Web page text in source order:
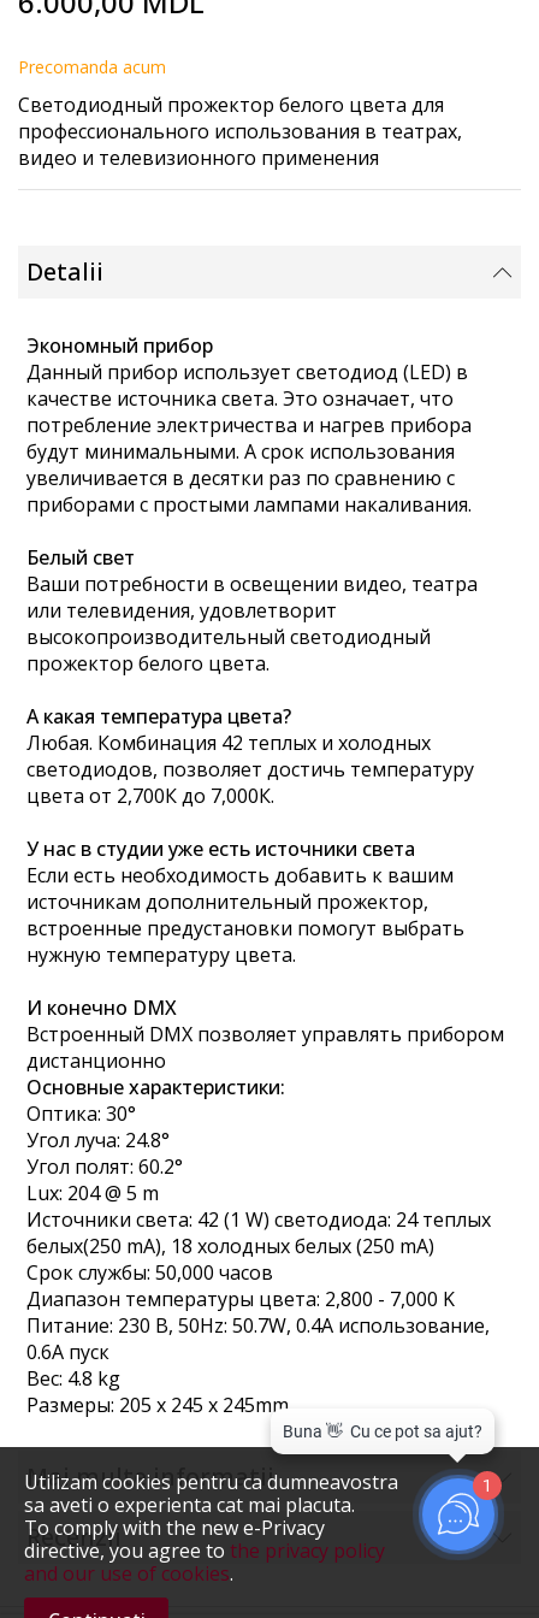
Utilizam cookies pentru ca dumneavostra
sa aveti o experienta cat mai placuta.
To comply with the new e-Privacy
directive, you agree to the privacy policy
and our use of cookies.
beginning
of
the
images
gallery
Precomanda acum
Светодиодный прожектор белого цвета для
профессионального использования в театрах,
видео и телевизионного применения
Detalii
Экономный прибор
Данный прибор использует светодиод (LED) в
качестве источника света. Это означает, что
потребление электричества и нагрев прибора
будут минимальными. А срок использования
увеличивается в десятки раз по сравнению с
приборами с простыми лампами накаливания.
Белый свет
Ваши потребности в освещении видео, театра
или телевидения, удовлетворит
высокопроизводительный светодиодный
прожектор белого цвета.
А какая температура цвета?
Любая. Комбинация 42 теплых и холодных
светодиодов, позволяет достичь температуру
цвета от 2,700К до 7,000К.
У нас в студии уже есть источники света
Если есть необходимость добавить к вашим
источникам дополнительный прожектор,
встроенные предустановки помогут выбрать
нужную температуру цвета.
И конечно DMX
Встроенный DMX позволяет управлять прибором
дистанционно
Основные характеристики:
Оптика: 30°
Угол луча: 24.8°
Угол полят: 60.2°
Lux: 204 @ 5 m
Источники света: 42 (1 W) светодиода: 24 теплых
белых(250 mA), 18 холодных белых (250 mA)
Срок службы: 50,000 часов
Диапазон температуры цвета: 2,800 - 7,000 K
Питание: 230 В, 50Hz: 50.7W, 0.4A использование,
0.6A пуск
Вес: 4.8 kg
Размеры: 205 x 245 x 245mm
Mai multe informatii
Recenzii
1